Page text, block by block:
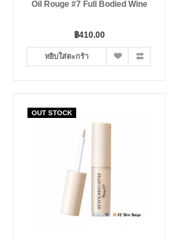
Oil Rouge #7 Full Bodied Wine
฿410.00
หยิบใส่ตะกร้า
OUT STOCK